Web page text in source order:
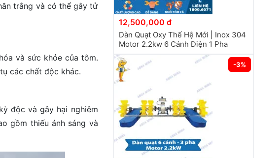
trắng và có thể gây tử
và sức khỏe của tôm.
các chất độc khác.
độc và gây hại nghiêm
gồm thiếu ánh sáng và
12,500,000 đ
Dàn Quạt Oxy Thế Hệ Mới | Inox 304
Motor 2.2kw 6 Cánh Điện 1 Pha
-3%